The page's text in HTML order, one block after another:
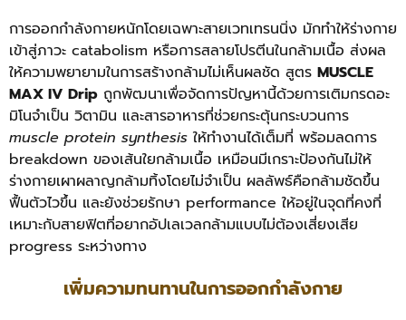
การออกกำลังกายหนักโดยเฉพาะสายเวทเทรนนิ่ง มักทำให้ร่างกาย
เข้าสู่ภาวะ catabolism หรือการสลายโปรตีนในกล้ามเนื้อ ส่งผล
ให้ความพยายามในการสร้างกล้ามไม่เห็นผลชัด สูตร MUSCLE
MAX IV Drip ถูกพัฒนาเพื่อจัดการปัญหานี้ด้วยการเติมกรดอะ
มิโนจำเป็น วิตามิน และสารอาหารที่ช่วยกระตุ้นกระบวนการ
muscle protein synthesis ให้ทำงานได้เต็มที่ พร้อมลดการ
breakdown ของเส้นใยกล้ามเนื้อ เหมือนมีเกราะป้องกันไม่ให้
ร่างกายเผาผลาญกล้ามทิ้งโดยไม่จำเป็น ผลลัพธ์คือกล้ามชัดขึ้น
ฟื้นตัวไวขึ้น และยังช่วยรักษา performance ให้อยู่ในจุดที่คงที่
เหมาะกับสายฟิตที่อยากอัปเลเวลกล้ามแบบไม่ต้องเสี่ยงเสีย
progress ระหว่างทาง
เพิ่มความทนทานในการออกกำลังกาย